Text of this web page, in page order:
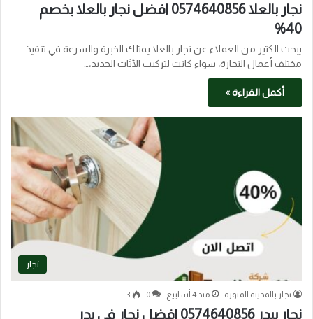
نجار بالعلا 0574640856 افضل نجار بالعلا بخصم
40%
يبحث الكثير من العملاء عن نجار بالعلا يمتلك الخبرة والسرعة في تنفيذ
مختلف أعمال النجارة، سواء كانت لتركيب الأثاث الجديد،…
أكمل القراءة »
نجار
نجار بالمدينة المنورة منذ 4 أسابيع 0
3
نجار ببدر 0574640856 افضل نجار في بدر